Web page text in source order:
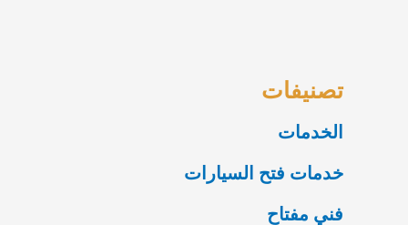
تصنيفات
الخدمات
خدمات فتح السيارات
فني مفتاح